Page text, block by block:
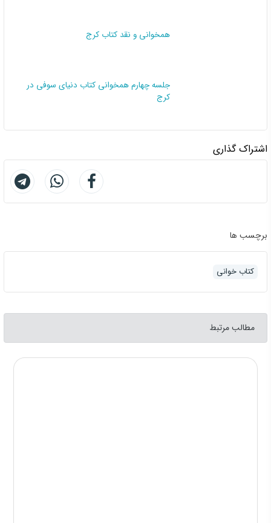
همخوانی و نقد کتاب کرج
جلسه چهارم همخوانی کتاب دنیای سوفی در
کرج
اشتراک گذاری
برچسب ها
کتاب خوانی
مطالب مرتبط